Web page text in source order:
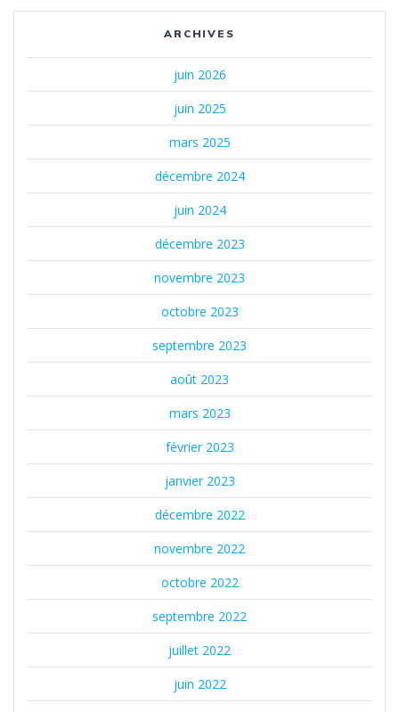
ARCHIVES
juin 2026
juin 2025
mars 2025
décembre 2024
juin 2024
décembre 2023
novembre 2023
octobre 2023
septembre 2023
août 2023
mars 2023
février 2023
janvier 2023
décembre 2022
novembre 2022
octobre 2022
septembre 2022
juillet 2022
juin 2022